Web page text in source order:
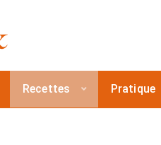
Recettes Pratique